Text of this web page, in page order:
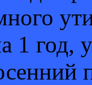
1 год,